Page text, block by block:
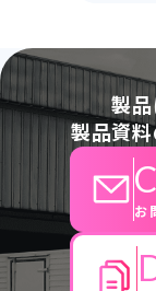
製品
製品資
お